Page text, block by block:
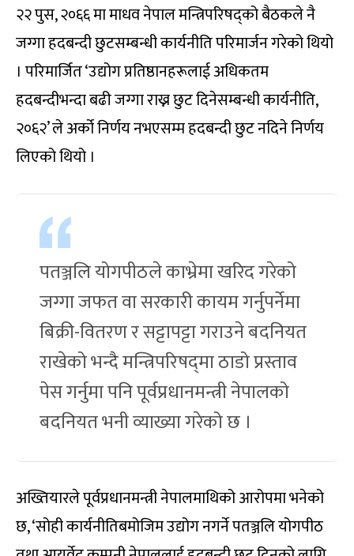
२२ पुस, २०६६ मा माधव नेपाल मन्त्रिपरिषद्‌को बैठकले नै
जग्गा हदबन्दी छुटसम्बन्धी कार्यनीति परिमार्जन गरेको थियो
। परिमार्जित ‘उद्योग प्रतिष्ठानहरूलाई अधिकतम
हदबन्दीभन्दा बढी जग्गा राख्न छुट दिनेसम्बन्धी कार्यनीति,
२०६२’ ले अर्को निर्णय नभएसम्म हदबन्दी छुट नदिने निर्णय
लिएको थियो ।
पतञ्जलि योगपीठले काभ्रेमा खरिद गरेको
जग्गा जफत वा सरकारी कायम गर्नुपर्नेमा
बिक्री-वितरण र सट्टापट्टा गराउने बदनियत
राखेको भन्दै मन्त्रिपरिषद्‌मा ठाडो प्रस्ताव
पेस गर्नुमा पनि पूर्वप्रधानमन्त्री नेपालको
बदनियत भनी व्याख्या गरेको छ ।
अख्तियारले पूर्वप्रधानमन्त्री नेपालमाथिको आरोपमा भनेको
छ, ‘सोही कार्यनीतिबमोजिम उद्योग नगर्ने पतञ्जलि योगपीठ